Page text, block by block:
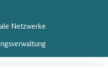
Netzwerke